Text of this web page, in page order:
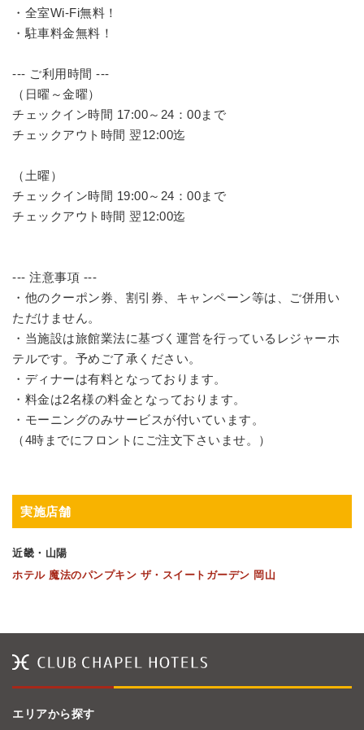
・全室Wi-Fi無料！
・駐車料金無料！
--- ご利用時間 ---
（日曜～金曜）
チェックイン時間 17:00～24：00まで
チェックアウト時間 翌12:00迄
（土曜）
チェックイン時間 19:00～24：00まで
チェックアウト時間 翌12:00迄
--- 注意事項 ---
・他のクーポン券、割引券、キャンペーン等は、ご併用い
ただけません。
・当施設は旅館業法に基づく運営を行っているレジャーホ
テルです。予めご了承ください。
・ディナーは有料となっております。
・料金は2名様の料金となっております。
・モーニングのみサービスが付いています。
（4時までにフロントにご注文下さいませ。）
実施店舗
近畿・山陽
ホテル 魔法のパンプキン ザ・スイートガーデン 岡山
エリアから探す